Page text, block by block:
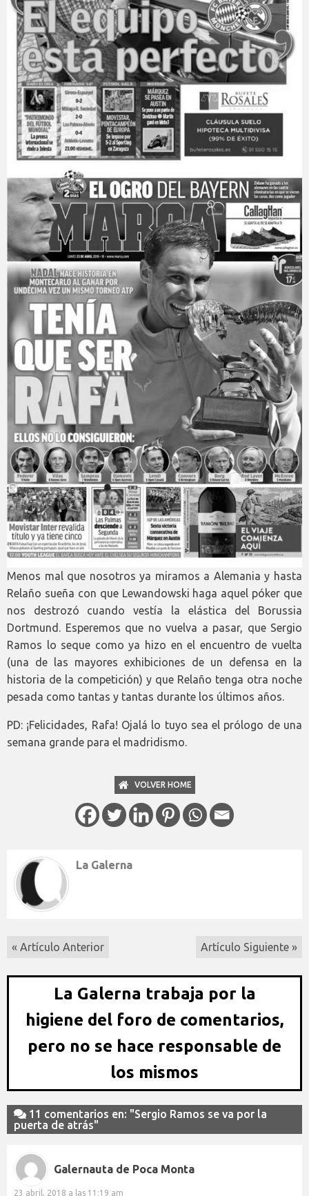
Menos mal que nosotros ya miramos a Alemania y hasta
Relaño sueña con que Lewandowski haga aquel póker que
nos destrozó cuando vestía la elástica del Borussia
Dortmund. Esperemos que no vuelva a pasar, que Sergio
Ramos lo seque como ya hizo en el encuentro de vuelta
(una de las mayores exhibiciones de un defensa en la
historia de la competición) y que Relaño tenga otra noche
pesada como tantas y tantas durante los últimos años.
PD: ¡Felicidades, Rafa! Ojalá lo tuyo sea el prólogo de una
semana grande para el madridismo.
VOLVER HOME
La Galerna
« Artículo Anterior Artículo Siguiente »
La Galerna trabaja por la
higiene del foro de comentarios,
pero no se hace responsable de
los mismos
11 comentarios en: "Sergio Ramos se va por la
puerta de atrás"
Galernauta de Poca Monta
23 abril, 2018 a las 11:19 am